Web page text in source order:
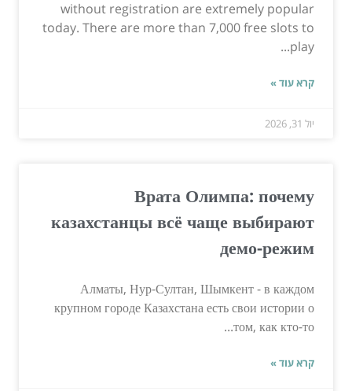
without registration are extremely popular
today. There are more than 7,000 free slots to
play...
קרא עוד »
יול 31, 2026
Врата Олимпа: почему
казахстанцы всё чаще выбирают
демо-режим
Алматы, Нур-Султан, Шымкент - в каждом
крупном городе Казахстана есть свои истории о
том, как кто-то...
קרא עוד »